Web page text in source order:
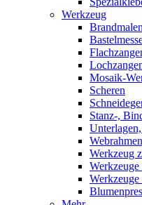
Werkzeug
Brandmalen
Mosaik-
Scheren
Stanz-,
Werkzeug